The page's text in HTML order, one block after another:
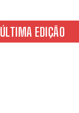
ÚLTIMA EDIÇÃO